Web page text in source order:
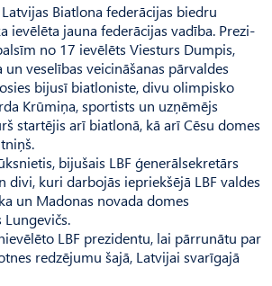
Biatlona federācijas biedru
ievēlēta jauna federācijas vadība. Prezi­
no 17 ievēlēts Viesturs Dumpis,
veselības veicināšanas pārvaldes
bijusī biatloniste, divu olimpisko
Krūmiņa, sportists un uzņēmējs
startējis arī biatlonā, kā arī Cēsu domes
bijušais LBF ģenerālsekretārs
divi, kuri darbojās iepriekšējā LBF valdes
un Madonas novada domes
Lungevičs.
LBF prezidentu, lai pārrunātu par
redzējumu šajā, Latvijai svarīgajā